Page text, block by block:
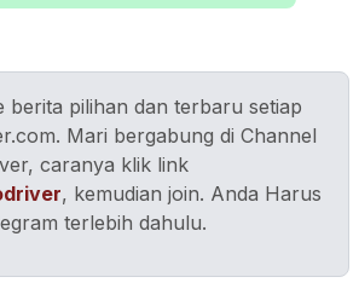
berita pilihan dan terbaru setiap
Mari bergabung di Channel
caranya klik link
, kemudian join. Anda Harus
terlebih dahulu.